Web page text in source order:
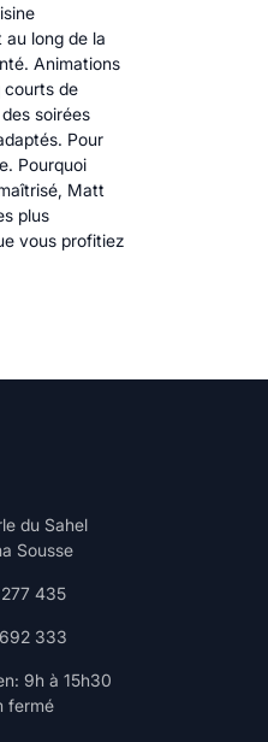
long de la
Animations
courts de
soirées
Pour
Pourquoi
Matt
plus
vous profitiez
du Sahel
Sousse
435
333
9h à 15h30
fermé